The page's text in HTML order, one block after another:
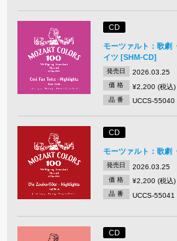
CD
モーツァルト：歌劇
イツ [SHM-CD]
発売日 2026.03.25
価 格 ¥2,200 (税込)
品 番 UCCS-55040
CD
モーツァルト：歌劇
発売日 2026.03.25
価 格 ¥2,200 (税込)
品 番 UCCS-55041
CD